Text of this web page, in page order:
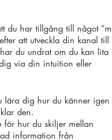
du har tillgång till något
att utveckla din kanal till
du undrat om du kan lita
via din intuition eller
lära dig hur du känner igen
den.
för hur du skiljer mellan
information från